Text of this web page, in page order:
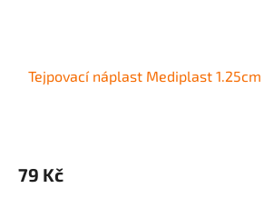
Tejpovací náplast Mediplast 1.25cm
79 Kč